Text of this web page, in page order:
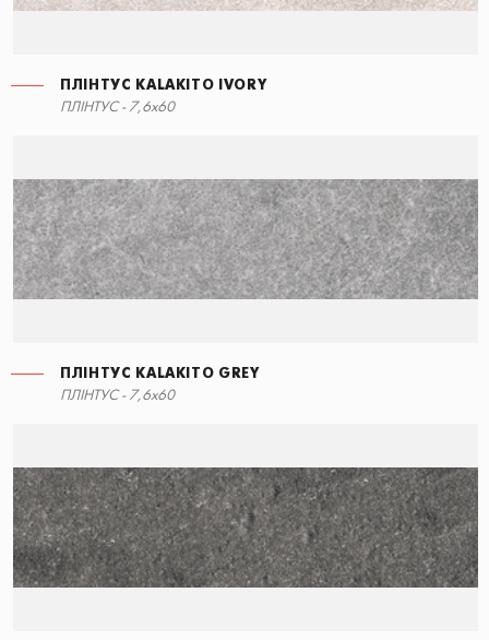
ПЛІНТУС KALAKITO IVORY
ПЛІНТУС - 7,6x60
ПЛІНТУС KALAKITO GREY
ПЛІНТУС - 7,6x60
СХОДИНКА КУТОВА ЛІВА
60x34,5
СХОДИНКА ПРЯМА
60x34,5